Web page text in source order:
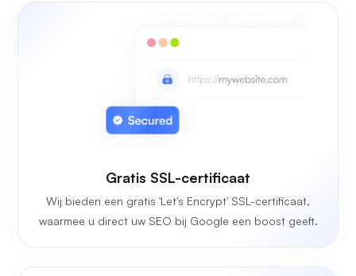
Gratis SSL-certificaat
Wij bieden een gratis 'Let's Encrypt' SSL-certificaat,
waarmee u direct uw SEO bij Google een boost geeft.